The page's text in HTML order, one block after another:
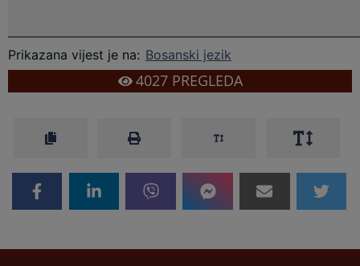
Prikazana vijest je na: Bosanski jezik
4027PREGLEDA